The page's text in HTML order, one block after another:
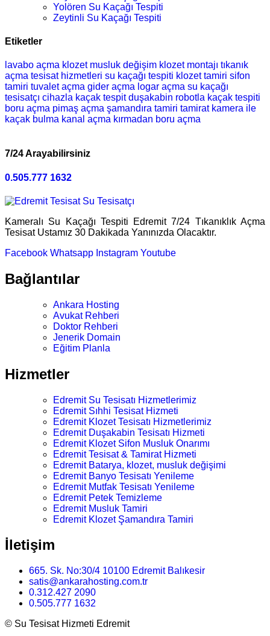
Yolören Su Kaçağı Tespiti
Zeytinli Su Kaçağı Tespiti
Etiketler
lavabo açma klozet musluk değişim klozet montajı tıkanık
açma tesisat hizmetleri su kaçağı tespiti klozet tamiri sifon
tamiri tuvalet açma gider açma logar açma su kaçağı
tesisatçı cihazla kaçak tespit duşakabin robotla kaçak tespiti
boru açma pimaş açma şamandıra tamiri tamirat kamera ile
kaçak bulma kanal açma kırmadan boru açma
7/24 Arayabilirsiniz
0.505.777 1632
Kameralı Su Kaçağı Tespiti Edremit 7/24 Tıkanıklık Açma
Tesisat Ustamız 30 Dakikada Yanınızda Olacaktır.
Facebook Whatsapp Instagram Youtube
Bağlantılar
Ankara Hosting
Avukat Rehberi
Doktor Rehberi
Jenerik Domain
Eğitim Planla
Hizmetler
Edremit Su Tesisatı Hizmetlerimiz
Edremit Sıhhi Tesisat Hizmeti
Edremit Klozet Tesisatı Hizmetlerimiz
Edremit Duşakabin Tesisatı Hizmeti
Edremit Klozet Sifon Musluk Onarımı
Edremit Tesisat & Tamirat Hizmeti
Edremit Batarya, klozet, musluk değişimi
Edremit Banyo Tesisatı Yenileme
Edremit Mutfak Tesisatı Yenileme
Edremit Petek Temizleme
Edremit Musluk Tamiri
Edremit Klozet Şamandıra Tamiri
İletişim
665. Sk. No:30/4 10100 Edremit Balıkesir
satis@ankarahosting.com.tr
0.312.427 2090
0.505.777 1632
© Su Tesisat Hizmeti Edremit